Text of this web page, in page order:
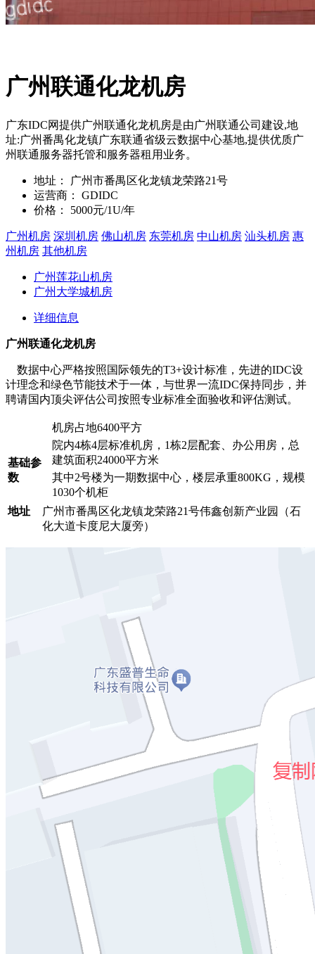
广州联通化龙机房
广东IDC网提供广州联通化龙机房是由广州联通公司建设,地
址:广州番禺化龙镇广东联通省级云数据中心基地,提供优质广
州联通服务器托管和服务器租用业务。
地址：
广州市番禺区化龙镇龙荣路21号
运营商：
GDIDC
价格：
5000元/1U/年
广州机房 深圳机房 佛山机房 东莞机房 中山机房 汕头机房 惠
州机房 其他机房
广州莲花山机房
广州大学城机房
详细信息
广州联通化龙机房
数据中心严格按照国际领先的T3+设计标准，先进的IDC设
计理念和绿色节能技术于一体，与世界一流IDC保持同步，并
聘请国内顶尖评估公司按照专业标准全面验收和评估测试。
基础参
数
机房占地6400平方
院内4栋4层标准机房，1栋2层配套、办公用房，总
建筑面积24000平方米
其中2号楼为一期数据中心，楼层承重800KG，规模
1030个机柜
地址
广州市番禺区化龙镇龙荣路21号伟鑫创新产业园（石
化大道卡度尼大厦旁）